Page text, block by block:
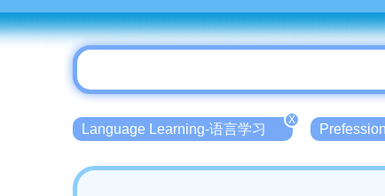
Language Learning-语言学习
X